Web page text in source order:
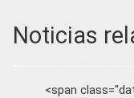
Noticias
<span